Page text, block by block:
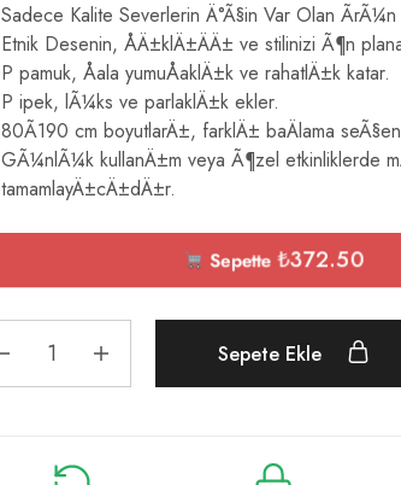
Sadece Kalite Severlerin Ä°Ã§in Var Olan ÃrÃ¼n
Etnik Desenin, ÅÄ±klÄ±ÄÄ± ve stilinizi Ã¶n
P pamuk, Åala yumuÅaklÄ±k ve rahatlÄ±k katar.
P ipek, lÃ¼ks ve parlaklÄ±k ekler.
80Ã190 cm boyutlarÄ±, farklÄ± baÄlama
GÃ¼nlÃ¼k kullanÄ±m veya Ã¶zel etkinliklerde
tamamlayÄ±cÄ±dÄ±r.
Sepette₺372.50
Sepete Ekle